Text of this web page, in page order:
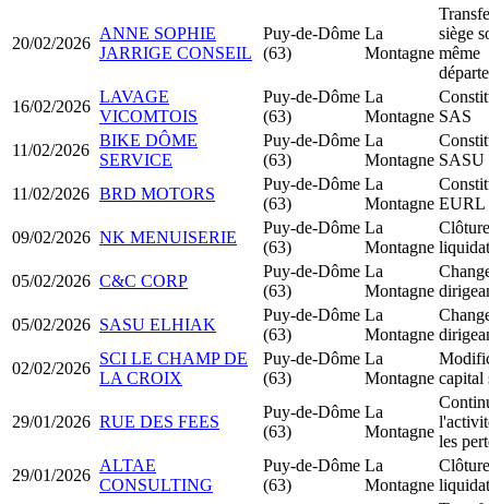
20/02/2026
ANNE SOPHIE
JARRIGE CONSEIL
Puy-de-Dôme
(63)
La
Montagne
siège
même
16/02/2026
LAVAGE
VICOMTOIS
Puy-de-Dôme
(63)
La
Montagne SAS
11/02/2026
BIKE DÔME
SERVICE
Puy-de-Dôme
(63)
La
Montagne SASU
11/02/2026 BRD MOTORS
Puy-de-Dôme
(63)
La
Montagne EURL
09/02/2026 NK MENUISERIE
Puy-de-Dôme
(63)
La
Montagne
05/02/2026 C&C CORP
Puy-de-Dôme
(63)
La
Montagne
05/02/2026 SASU ELHIAK
Puy-de-Dôme
(63)
La
Montagne
02/02/2026
SCI LE CHAMP DE
LA CROIX
Puy-de-Dôme
(63)
La
Montagne capital
29/01/2026 RUE DES FEES
Puy-de-Dôme
(63)
La
Montagne
les
29/01/2026
ALTAE
CONSULTING
Puy-de-Dôme
(63)
La
Montagne